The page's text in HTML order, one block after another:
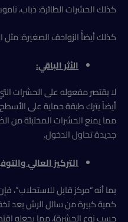
كذلك الحشرات الطائرة: ذباب،
كذلك أيضأً الزواحف الصغيرة: مثل
الأثر الباقي:
لا يقتصر مفعوله على الحشرات
أيضاً يترك طبقة حماية على
مما يمنع الحشرات المختبئة من
جديدة تحاول الدخول.
التركيز العالي
بما أنه “مركز قابل للاستحلاب”،
حسب نوع الحشرة)، مما يجعله